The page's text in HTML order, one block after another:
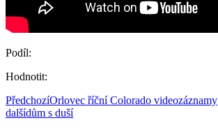
Podíl:
Hodnotit:
PředchozíOrlovec říční Colorado videozáznamy
dalšídům s duší